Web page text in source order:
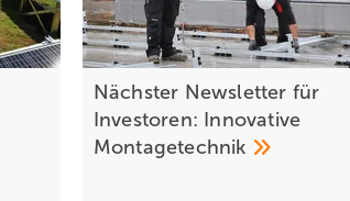
Nächster Newsletter für
Investoren: Innovative
Montagetechnik